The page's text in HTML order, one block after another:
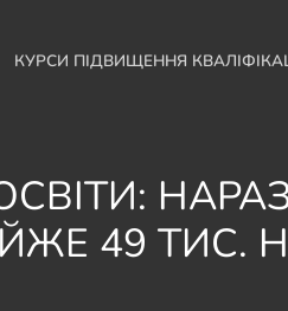
КУРСИ ПІДВИЩЕННЯ
49 ТИС.